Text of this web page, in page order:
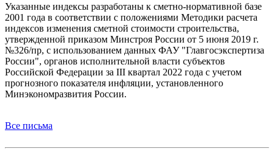
Указанные индексы разработаны к сметно-нормативной базе
2001 года в соответствии с положениями Методики расчета
индексов изменения сметной стоимости строительства,
утвержденной приказом Минстроя России от 5 июня 2019 г.
№326/пр, с использованием данных ФАУ "Главгосэкспертиза
России", органов исполнительной власти субъектов
Российской Федерации за III квартал 2022 года с учетом
прогнозного показателя инфляции, установленного
Минэкономразвития России.
Все письма